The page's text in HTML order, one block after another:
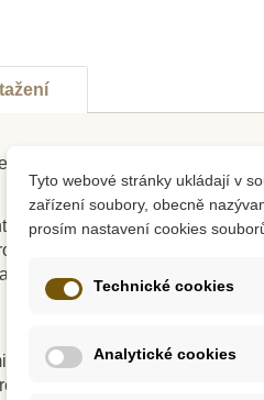
Djeco Mini
chvíle kreativity ve
a toulejte se vesmírem s 2
díla. A to není vše!
myšlení i smysl pro detail.
tmavými obrysy
Tyto webové stránky ukládají v
zařízení soubory, obecně
prosím nastavení cookies
Technické cookies
Analytické cookies